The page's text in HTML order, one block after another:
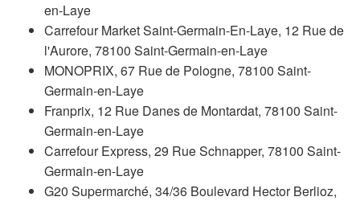
en-Laye
Carrefour Market Saint-Germain-En-Laye, 12 Rue de
l'Aurore, 78100 Saint-Germain-en-Laye
MONOPRIX, 67 Rue de Pologne, 78100 Saint-
Germain-en-Laye
Franprix, 12 Rue Danes de Montardat, 78100 Saint-
Germain-en-Laye
Carrefour Express, 29 Rue Schnapper, 78100 Saint-
Germain-en-Laye
G20 Supermarché, 34/36 Boulevard Hector Berlioz,